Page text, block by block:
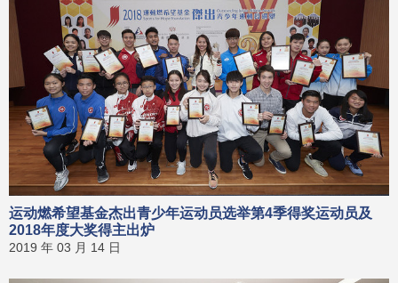
运动燃希望基金杰出青少年运动员选举第4季得奖运动员及
2018年度大奖得主出炉
2019 年 03 月 14 日